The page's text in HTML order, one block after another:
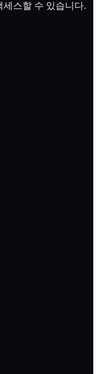
스할 수 있습니다.